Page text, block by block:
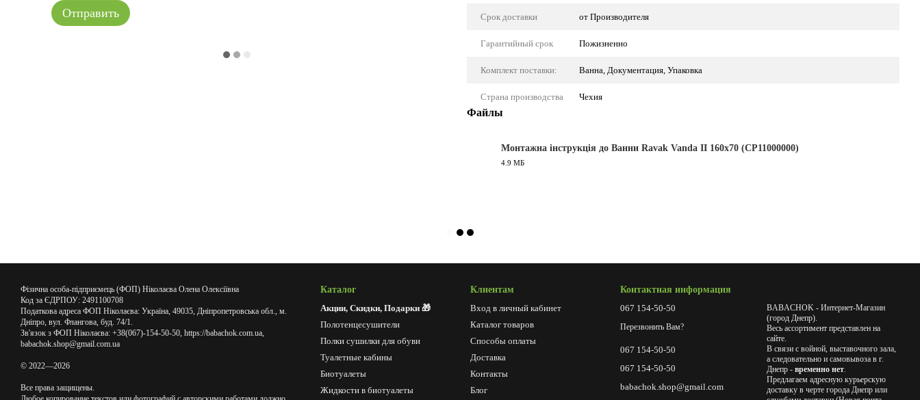
Отправить Срок доставки от Производителя
Гарантийный срок Пожизненно
Комплект поставки: Ванна, Документация, Упаковка
Страна производства Чехия
Файлы
Монтажна інструкція до Ванни Ravak Vanda II 160x70 (CP11000000)
4.9 МБ
Фізична особа-підприємець (ФОП) Ніколаєва Олена Олексіївна
Код за ЄДРПОУ: 2491100708
Податкова адреса ФОП Ніколаєва: Україна, 49035, Дніпропетровська обл., м.
Дніпро, вул. Флангова, буд. 74/1.
Зв'язок з ФОП Ніколаєва: +38(067)-154-50-50, https://babachok.com.ua,
babachok.shop@gmail.com.ua
© 2022—2026
Все права защищены.
Каталог
Акции, Скидки, Подарки 🎁
Полотенцесушители
Полки сушилки для обуви
Туалетные кабины
Биотуалеты
Жидкости в биотуалеты
Клиентам
Вход в личный кабинет
Каталог товаров
Способы оплаты
Доставка
Контакты
Блог
Контактная информация
067 154-50-50
Перезвонить Вам?
067 154-50-50
067 154-50-50
babachok.shop@gmail.com
BABACHOK - Интернет-Магазин
(город Днепр).
Весь ассортимент представлен на
сайте.
В связи с войной, выставочного зала,
а следовательно и самовывоза в г.
Днепр - временно нет.
Предлагаем адресную курьерскую
доставку в черте города Днепр или